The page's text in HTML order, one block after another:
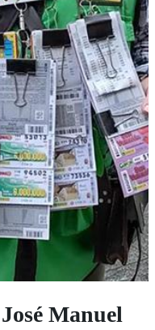
Manuel